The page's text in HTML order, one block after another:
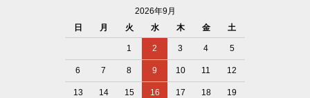
2026年9月
日
月 火 水 木 金 土
1 2 3 4 5
6 7 8 9 10 11 12
13 14 15 16 17 18 19